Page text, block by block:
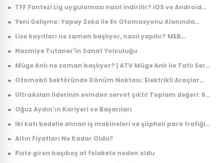
» TFF Fantezi Lig uygulaması nasıl indirilir? iOS ve Android
» Yeni Gelişme: Yapay Zeka ile Ev Otomasyonu Alanında
» Lise kayıtları ne zaman başlıyor, nasıl yapılır? MEB
2026 lise kayıt takvimi
» Nazmiye Tutaner'in Sanat Yolculuğu
» Müge Anlı ne zaman başlıyor? | ATV Müge Anlı ile Tatlı Sert
tarihi
» Otomobil Sektöründe Dönüm Noktası: Elektrikli Araçlar
» UltraAslan liderinin evinden servet çıktı! Toplam değeri: 65
» Oğuz Aydın'ın Kariyeri ve Başarıları
» İki katı bedelle alınan iş makineleri ve şüpheli para trafiği
» Altın Fiyatları Ne Kadar Oldu?
» Piste giren başıboş at felakete neden oldu